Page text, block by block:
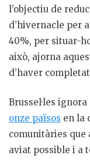
l’objectiu de
d’hivernacle per
40%, per situar-
això, ajorna
d’haver
Brussel·les
onze països en la
comunitàries que
aviat possible i a